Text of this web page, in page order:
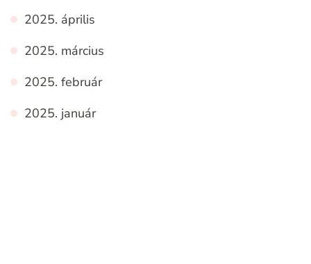
2025. április
2025. március
2025. február
2025. január